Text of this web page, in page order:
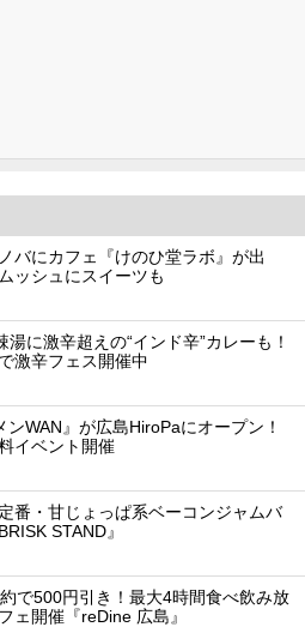
バにカフェ『けのひ堂ラボ』が出
ッシュにスイーツも
に激辛超えの“インド辛”カレーも！
激辛フェス開催中
WAN』が広島HiroPaにオープン！
イベント開催
番・甘じょっぱ系ベーコンジャムバ
STAND』
で500円引き！最大4時間食べ飲み放
ェ開催『reDine 広島』